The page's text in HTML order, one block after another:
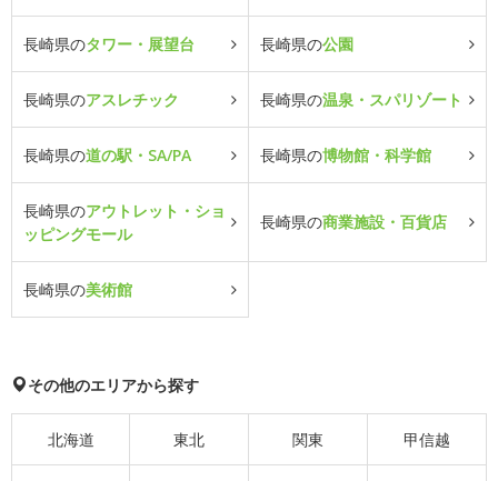
長崎県のタワー・展望台 長崎県の公園
長崎県のアスレチック 長崎県の温泉・スパリゾート
長崎県の道の駅・SA/PA 長崎県の博物館・科学館
長崎県のアウトレット・ショ
ッピングモール
長崎県の商業施設・百貨店
長崎県の美術館
その他のエリアから探す
北海道 東北 関東 甲信越